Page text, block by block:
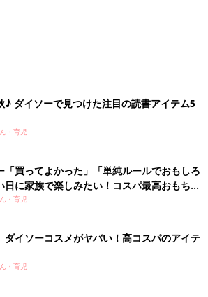
♪ ダイソーで見つけた注目の読書アイテム5
・育児
「買ってよかった」「単純ルールでおもしろ
日に家族で楽しみたい！コスパ最高おもちゃ
・育児
ダイソーコスメがヤバい！高コスパのアイテ
・育児